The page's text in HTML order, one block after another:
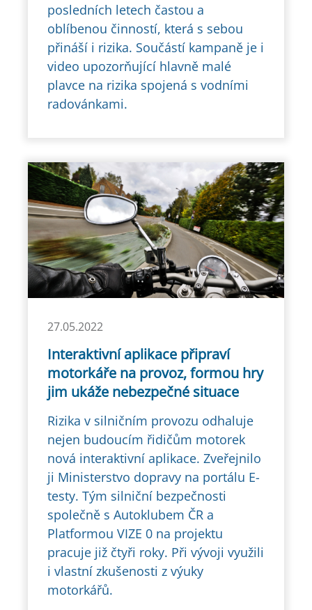
posledních letech častou a
oblíbenou činností, která s sebou
přináší i rizika. Součástí kampaně je i
video upozorňující hlavně malé
plavce na rizika spojená s vodními
radovánkami.
27.05.2022
Interaktivní aplikace připraví
motorkáře na provoz, formou hry
jim ukáže nebezpečné situace
Rizika v silničním provozu odhaluje
nejen budoucím řidičům motorek
nová interaktivní aplikace. Zveřejnilo
ji Ministerstvo dopravy na portálu E-
testy. Tým silniční bezpečnosti
společně s Autoklubem ČR a
Platformou VIZE 0 na projektu
pracuje již čtyři roky. Při vývoji využili
i vlastní zkušenosti z výuky
motorkářů.